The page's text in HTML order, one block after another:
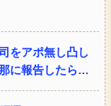
をアポ無し凸し
に報告したら…